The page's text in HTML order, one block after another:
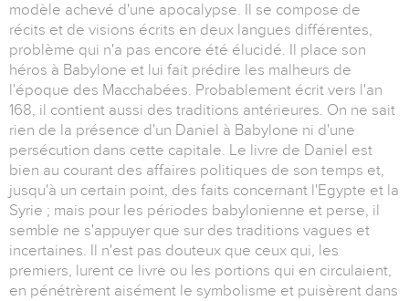
modèle achevé d'une apocalypse. Il se compose de
récits et de visions écrits en deux langues différentes,
problème qui n'a pas encore été élucidé. Il place son
héros à Babylone et lui fait prédire les malheurs de
l'époque des Macchabées. Probablement écrit vers l'an
168, il contient aussi des traditions antérieures. On ne sait
rien de la présence d'un Daniel à Babylone ni d'une
persécution dans cette capitale. Le livre de Daniel est
bien au courant des affaires politiques de son temps et,
jusqu'à un certain point, des faits concernant l'Egypte et la
Syrie ; mais pour les périodes babylonienne et perse, il
semble ne s'appuyer que sur des traditions vagues et
incertaines. Il n'est pas douteux que ceux qui, les
premiers, lurent ce livre ou les portions qui en circulaient,
en pénétrèrent aisément le symbolisme et puisèrent dans